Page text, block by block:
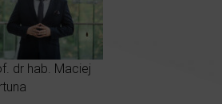
dr hab. Maciej